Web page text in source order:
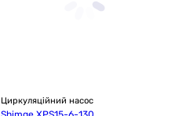
Циркуляційний насос